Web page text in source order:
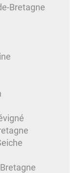
Bretagne